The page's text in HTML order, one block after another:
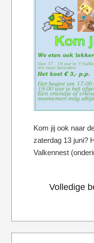
Kom jij ook naar
zaterdag 13 juni?
Valkennest
Volledige